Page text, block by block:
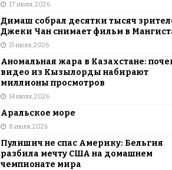
17 июля, 2026
Димаш собрал десятки тысяч
Джеки Чан снимает фильм в
15 июля, 2026
Аномальная жара в Казахстане:
видео из Кызылорды набирают
миллионы просмотров
14 июля, 2026
Аральское море
8 июля, 2026
Пулишич не спас Америку: Бельгия
разбила мечту США на домашнем
чемпионате мира